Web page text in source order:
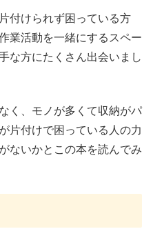
付けられず困っている方
業活動を一緒にするスペー
な方にたくさん出会いまし
く、モノが多くて収納がパ
片付けで困っている人の力
ないかとこの本を読んでみ